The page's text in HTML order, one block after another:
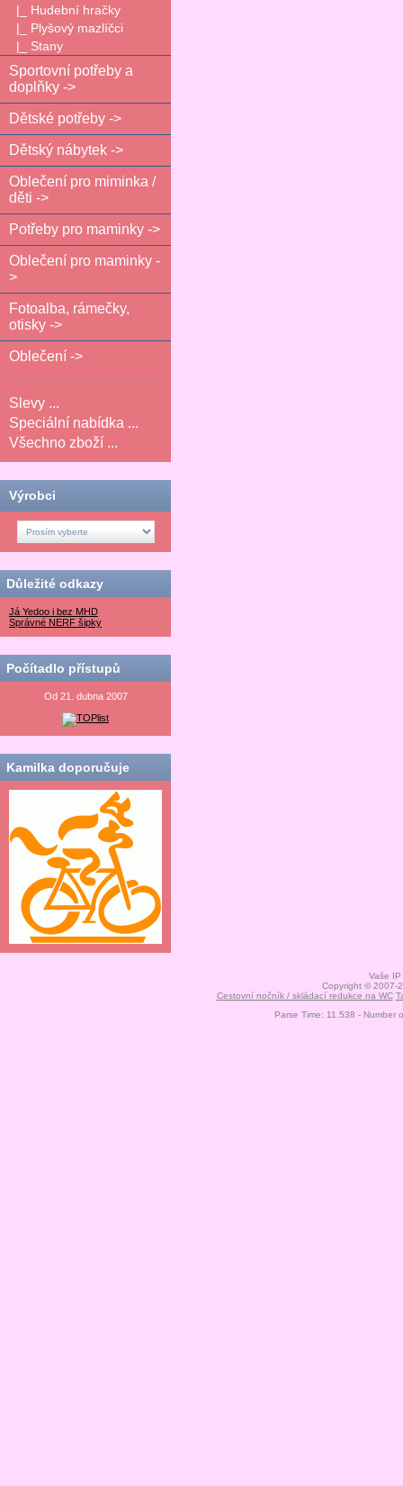
|_ Hudební hračky
|_ Plyšový mazlíčci
|_ Stany
Sportovní potřeby a
doplňky ->
Dětské potřeby ->
Dětský nábytek ->
Oblečení pro miminka /
děti ->
Potřeby pro maminky ->
Oblečení pro maminky -
>
Fotoalba, rámečky,
otisky ->
Oblečení ->
Slevy ...
Speciální nabídka ...
Všechno zboží ...
Výrobci
Důležité odkazy
Já Yedoo i bez MHD
Správné NERF šipky
Počítadlo přístupů
Od 21. dubna 2007
Kamilka doporučuje
Vaše
Copyright © 2007-
Cestovní nočník / skládací redukce na WC
Parse Time: 11.538 - Number